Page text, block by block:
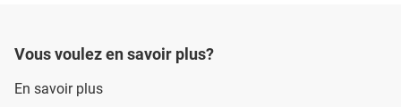
Vous voulez en savoir plus?
En savoir plus